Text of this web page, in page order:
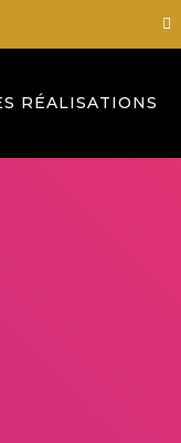
RÉALISATIONS